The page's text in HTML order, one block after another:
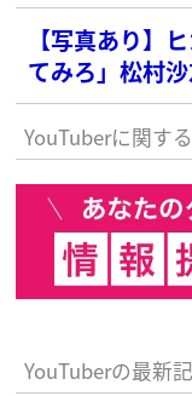
【写真あり】
てみろ」松村
露される
YouTuberに関す
YouTuberの最新